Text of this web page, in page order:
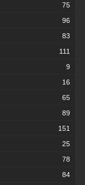
75
96
83
111
9
16
65
89
151
25
78
84